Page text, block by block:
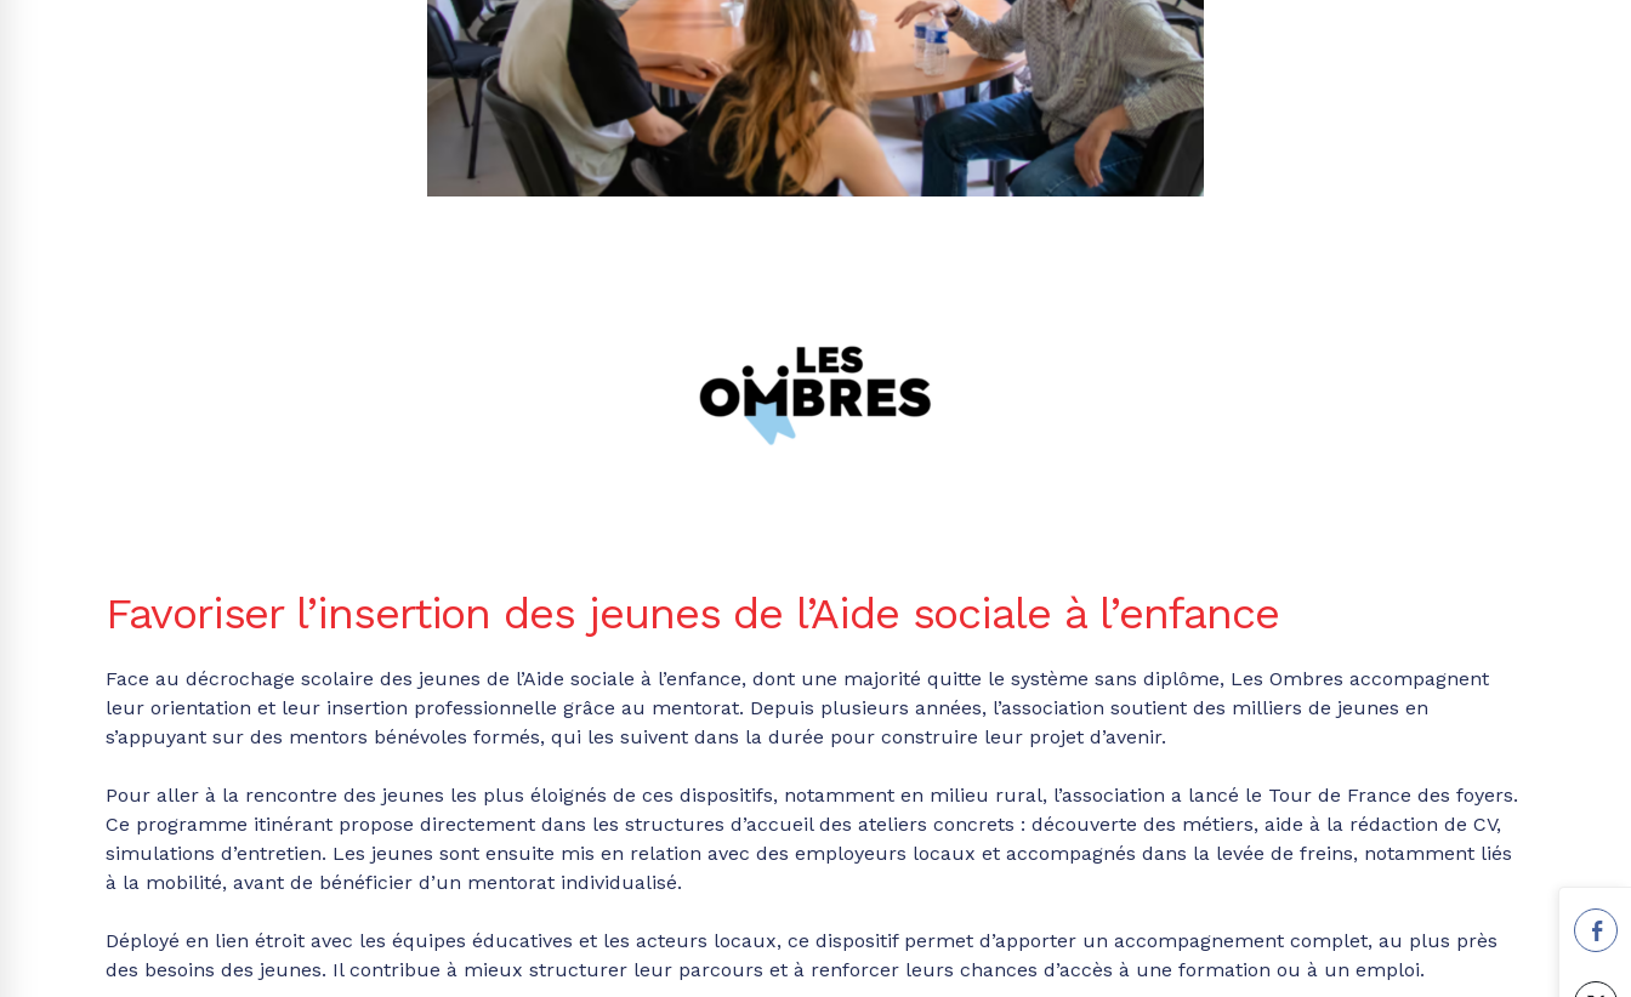
Favoriser l’insertion des jeunes de l’Aide sociale à l’enfance
Face au décrochage scolaire des jeunes de l’Aide sociale à l’enfance, dont une majorité quitte le système sans diplôme, Les Ombres accompagnent
leur orientation et leur insertion professionnelle grâce au mentorat. Depuis plusieurs années, l’association soutient des milliers de jeunes en
s’appuyant sur des mentors bénévoles formés, qui les suivent dans la durée pour construire leur projet d’avenir.
Pour aller à la rencontre des jeunes les plus éloignés de ces dispositifs, notamment en milieu rural, l’association a lancé le Tour de France des foyers.
Ce programme itinérant propose directement dans les structures d’accueil des ateliers concrets : découverte des métiers, aide à la rédaction de CV,
simulations d’entretien. Les jeunes sont ensuite mis en relation avec des employeurs locaux et accompagnés dans la levée de freins, notamment liés
à la mobilité, avant de bénéficier d’un mentorat individualisé.
Déployé en lien étroit avec les équipes éducatives et les acteurs locaux, ce dispositif permet d’apporter un accompagnement complet, au plus près
des besoins des jeunes. Il contribue à mieux structurer leur parcours et à renforcer leurs chances d’accès à une formation ou à un emploi.